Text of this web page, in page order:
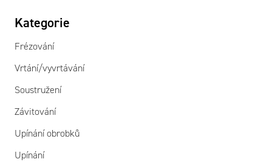
Kategorie
Frézování
Vrtání/vyvrtávání
Soustružení
Závitování
Upínání obrobků
Upínání